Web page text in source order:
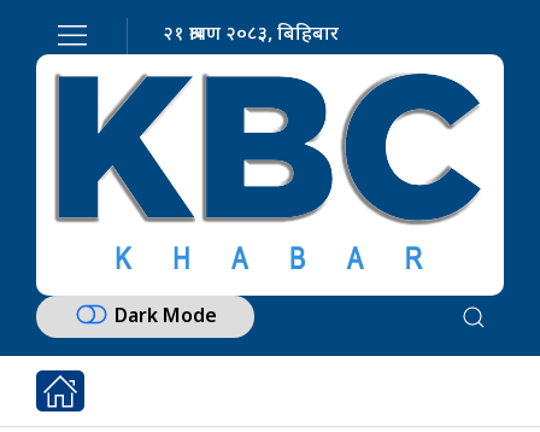
२१ श्रावण २०८३, बिहिबार
Dark Mode